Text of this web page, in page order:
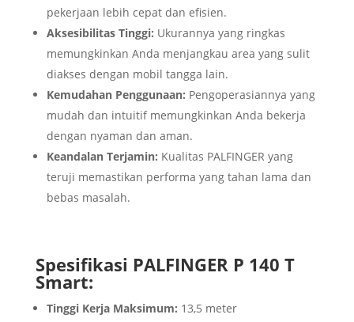
pekerjaan lebih cepat dan efisien.
Aksesibilitas Tinggi: Ukurannya yang ringkas
memungkinkan Anda menjangkau area yang sulit
diakses dengan mobil tangga lain.
Kemudahan Penggunaan: Pengoperasiannya yang
mudah dan intuitif memungkinkan Anda bekerja
dengan nyaman dan aman.
Keandalan Terjamin: Kualitas PALFINGER yang
teruji memastikan performa yang tahan lama dan
bebas masalah.
Spesifikasi PALFINGER P 140 T
Smart:
Tinggi Kerja Maksimum: 13,5 meter